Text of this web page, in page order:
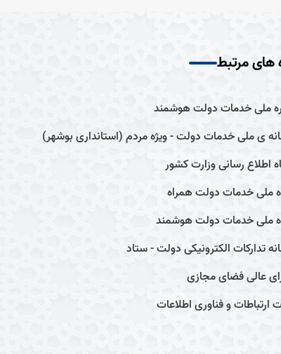
های مرتبط
ملی خدمات دولت هوشمند
ی ملی خدمات دولت - ویژه مردم (استانداری بوشهر)
اطلاع رسانی وزارت کشور
ملی خدمات دولت همراه
ملی خدمات دولت هوشمند
تدارکات الکترونیکی دولت - ستاد
عالی فضای مجازی
ارتباطات و فناوری اطلاعات